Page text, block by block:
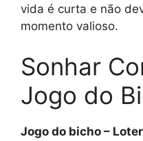
vida é curta e não
momento valioso.
Sonhar
Jogo do
Jogo do bicho –